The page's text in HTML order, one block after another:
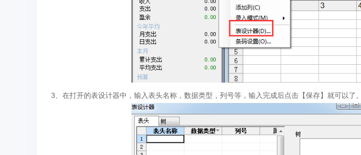
3、在打开的表设计器中，输入表头名称，数据类型，列号等，输入完成后点击【保存】就可以了。